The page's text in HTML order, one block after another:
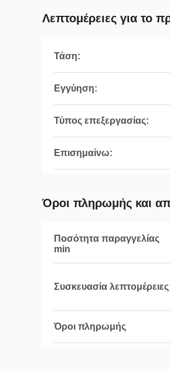
Λεπτομέρειες για το
Τάση:
Εγγύηση:
Τύπος επεξεργασίας:
Επισημαίνω:
Όροι πληρωμής και
Ποσότητα παραγγελίας
min
Συσκευασία λεπτομέρειες
Όροι πληρωμής